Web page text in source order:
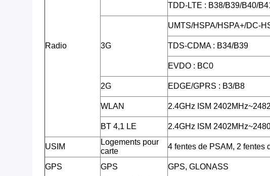
Radio
TDD-LTE : B38/B39/B40/
3G
UMTS/HSPA/HSPA+/DC-
TDS-CDMA : B34/B39
EVDO : BC0
2G EDGE/GPRS : B3/B8
WLAN 2.4GHz ISM
BT 4,1 LE 2.4GHz ISM
USIM
Logements pour
carte
4 fentes de PSAM, 2 fentes
GPS GPS GPS, GLONASS